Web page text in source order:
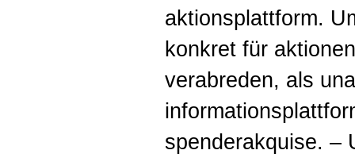
aktionsplattform.
konkret für
verabreden, als
spenderakquise. –